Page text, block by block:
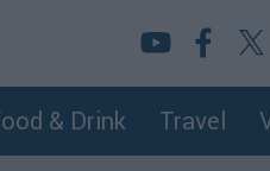
& Drink Travel